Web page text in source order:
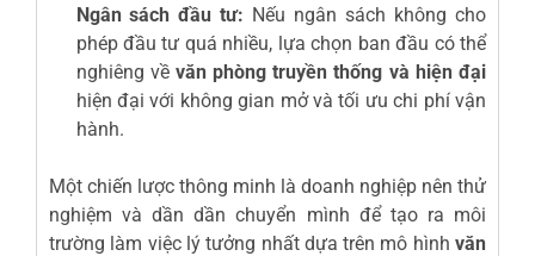
Ngân sách đầu tư: Nếu ngân sách không cho
phép đầu tư quá nhiều, lựa chọn ban đầu có thể
nghiêng về văn phòng truyền thống và hiện đại
hiện đại với không gian mở và tối ưu chi phí vận
hành.
Một chiến lược thông minh là doanh nghiệp nên thử
nghiệm và dần dần chuyển mình để tạo ra môi
trường làm việc lý tưởng nhất dựa trên mô hình văn